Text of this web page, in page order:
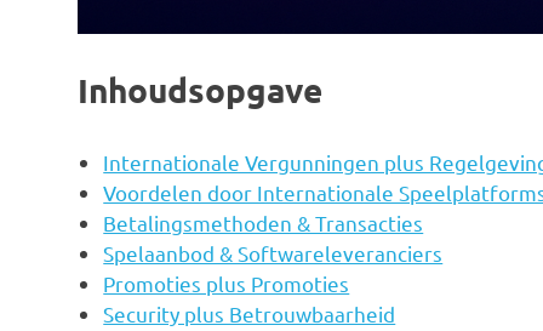
Inhoudsopgave
Internationale Vergunningen plus
Voordelen door Internationale
Betalingsmethoden & Transacties
Spelaanbod & Softwareleveranciers
Promoties plus Promoties
Security plus Betrouwbaarheid